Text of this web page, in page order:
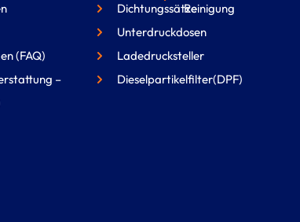
(FAQ)
–
Dichtungssätze
Unterdruckdosen
Ladedrucksteller
Dieselpartikelfilter(DPF)
Reinigung